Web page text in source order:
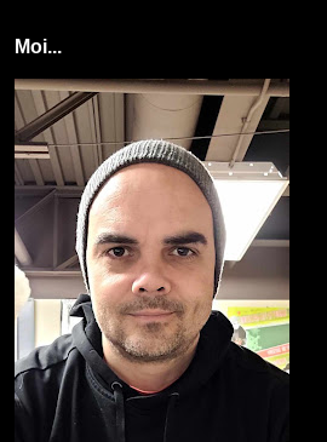
Moi...